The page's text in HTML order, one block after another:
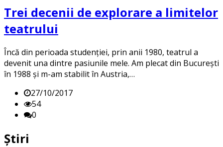
Trei decenii de explorare a limitelor
teatrului
Încă din perioada studenţiei, prin anii 1980, teatrul a
devenit una dintre pasiunile mele. Am plecat din București
în 1988 și m-am stabilit în Austria,…
27/10/2017
54
0
Știri